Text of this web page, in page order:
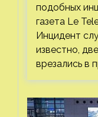
подобных
газета Le
Инцидент
известно,
врезались в